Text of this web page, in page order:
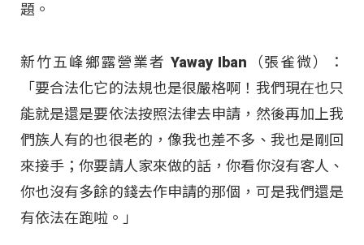
題。
新竹五峰鄉露營業者 Yaway Iban（張雀微）：
「要合法化它的法規也是很嚴格啊！我們現在也只
能就是還是要依法按照法律去申請，然後再加上我
們族人有的也很老的，像我也差不多、我也是剛回
來接手；你要請人家來做的話，你看你沒有客人、
你也沒有多餘的錢去作申請的那個，可是我們還是
有依法在跑啦。」